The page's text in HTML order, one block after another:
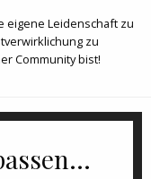
eigene Leidenschaft zu
zu
Community bist!